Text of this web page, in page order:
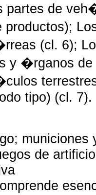
partes de
(cl. 6);
y �rganos
tipo) (cl. 7).
municiones
de